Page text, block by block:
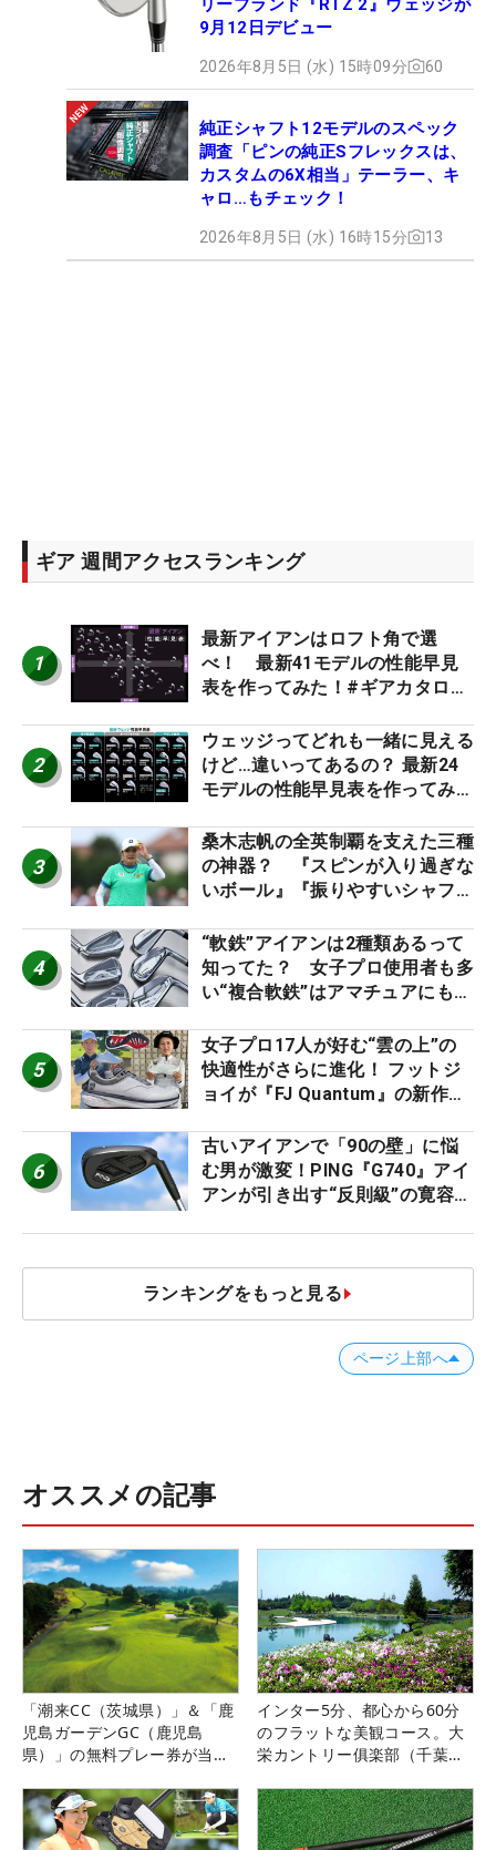
9月12日デビュー
2026年8月5日 (水) 15時09分 60
純正シャフト12モデルのスペック
調査「ピンの純正Sフレックスは、
カスタムの6X相当」テーラー、キ
ャロ…もチェック！
2026年8月5日 (水) 16時15分 13
ギア 週間アクセスランキング
1
最新アイアンはロフト角で選
べ！ 最新41モデルの性能早見
表を作ってみた！#ギアカタログ
2
ウェッジってどれも一緒に見える
けど…違いってあるの？ 最新24
モデルの性能早見表を作ってみ
3
桑木志帆の全英制覇を支えた三種
の神器？ 『スピンが入り過ぎな
いボール』『振りやすいシャフ
ー』 #女子プロセッティング
4
“軟鉄”アイアンは2種類あるって
知ってた？ 女子プロ使用者も多
い“複合軟鉄”はアマチュアにもオ
5
女子プロ17人が好む“雲の上”の
快適性がさらに進化！ フットジ
ョイが『FJ Quantum』の新作を
6
古いアイアンで「90の壁」に悩
む男が激変！PING『G740』アイ
アンが引き出す“反則級”の寛容性
ランキングをもっと見る
ページ上部へ
オススメの記事
「潮来CC（茨城県）」＆「鹿
児島ガーデンGC（鹿児島
県）」の無料プレー券が当た
インター5分、都心から60分
のフラットな美観コース。大
栄カントリー俱楽部（千葉